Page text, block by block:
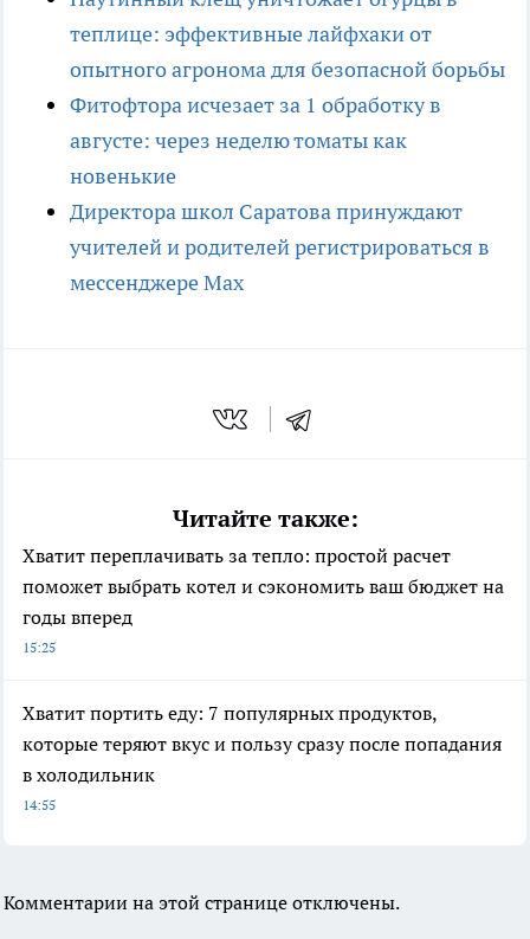
теплице: эффективные лайфхаки от
опытного агронома для безопасной борьбы
Фитофтора исчезает за 1 обработку в
августе: через неделю томаты как
новенькие
Директора школ Саратова принуждают
учителей и родителей регистрироваться в
мессенджере Max
Читайте также:
Хватит переплачивать за тепло: простой расчет
поможет выбрать котел и сэкономить ваш бюджет на
годы вперед
15:25
Хватит портить еду: 7 популярных продуктов,
которые теряют вкус и пользу сразу после попадания
в холодильник
14:55
Комментарии на этой странице отключены.